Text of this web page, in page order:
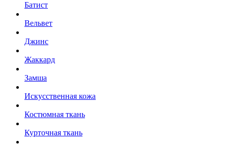
Батист
Вельвет
Джинс
Жаккард
Замша
Искусственная кожа
Костюмная ткань
Курточная ткань